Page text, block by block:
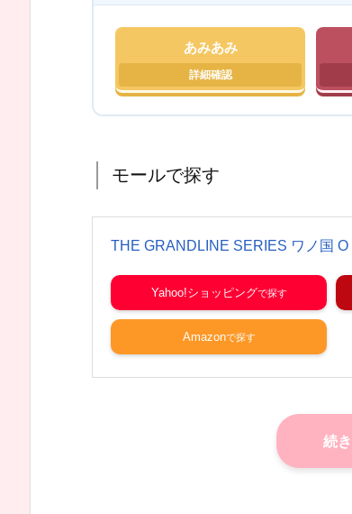
あみあみ
モールで探す
THE GRANDLINE SERIES ワノ国 O
Yahoo!ショッピング
Amazon
続